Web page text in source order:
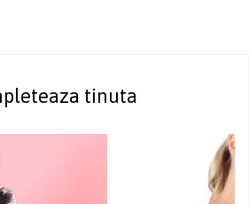
tinuta